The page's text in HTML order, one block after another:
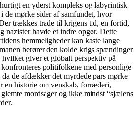
en yderst kompleks og labyrintisk
de mørke sider af samfundet, hvor
trækkes tråde til krigens tid, en fortid,
nazister havde et indre opgør. Dette
hemmeligheder kan kaste lange
berører den kolde krigs spændinger
hvilket giver et globalt perspektiv på
politifolkene med personlige
de afdækker det myrdede pars mørke
en historie om venskab, forræderi,
mordsager og ikke mindst “sjælens